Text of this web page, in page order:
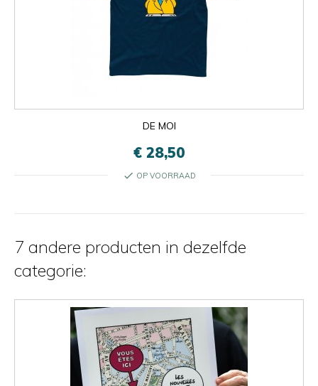
DE MOI
€ 28,50
check OP VOORRAAD
7 andere producten in dezelfde
categorie: